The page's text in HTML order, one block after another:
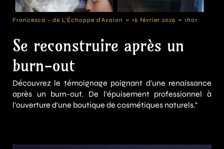
Francesca - de L'Échoppe d'Avalon - 16 février 2026 - 1h01
Se reconstruire après un
burn-out
Découvrez le témoignage poignant d'une renaissance
après un burn-out. De l'épuisement professionnel à
l'ouverture d'une boutique de cosmétiques naturels."